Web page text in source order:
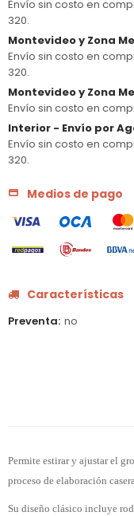
Envío sin costo en
320.
Montevideo y Zona
Envío sin costo en
320.
Montevideo y Zona
Envío sin costo en
Interior - Envío por
Envío sin costo en
320.
Medios de pago
Características
Preventa no
Permite estirar y ajustar el
proceso de elaboración
Su diseño clásico incluye